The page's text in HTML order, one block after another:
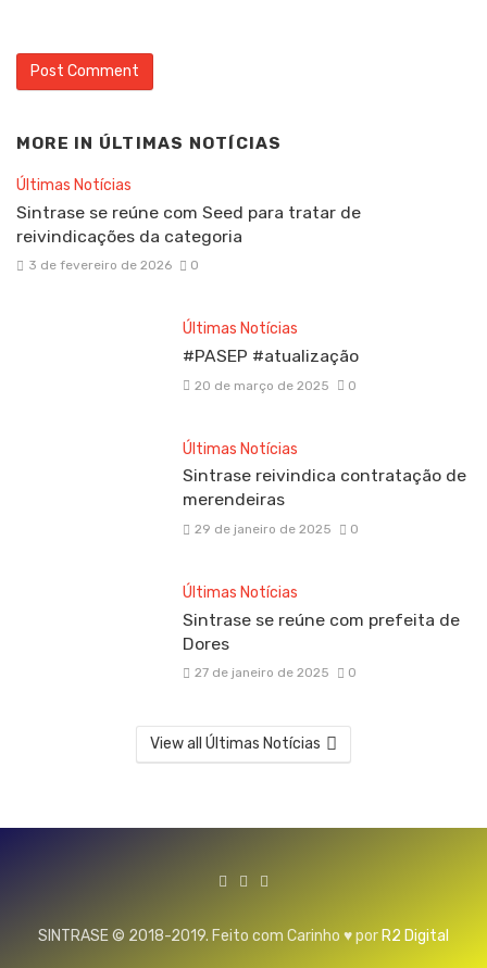
MORE IN ÚLTIMAS NOTÍCIAS
Últimas Notícias
Sintrase se reúne com Seed para tratar de
reivindicações da categoria
3 de fevereiro de 2026 0
Últimas Notícias
#PASEP #atualização
20 de março de 2025 0
Últimas Notícias
Sintrase reivindica contratação de
merendeiras
29 de janeiro de 2025 0
Últimas Notícias
Sintrase se reúne com prefeita de
Dores
27 de janeiro de 2025 0
View all Últimas Notícias
SINTRASE © 2018-2019. Feito com Carinho ♥ por R2 Digital